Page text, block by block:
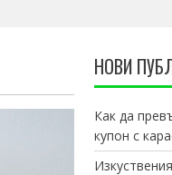
НОВИ
Как да
купон с